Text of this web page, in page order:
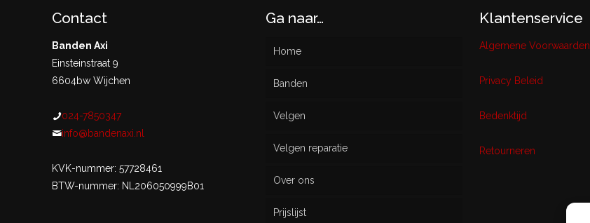
Contact
Banden Axi
Einsteinstraat 9
6604bw Wijchen
024-7850347
info@bandenaxi.nl
KVK-nummer: 57728461
BTW-nummer: NL206050999B01
Ga naar…
Home
Banden
Nieuw
Gebruikt
Velgen
Velgen reparatie
Over ons
Prijslijst
Klantenservice
Algemene Voorwaarden
Privacy Beleid
Bedenktijd
Retourneren